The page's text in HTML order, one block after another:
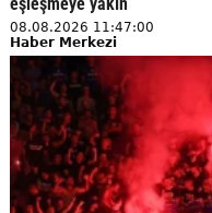
08.08.2026 11:47:00
Haber Merkezi